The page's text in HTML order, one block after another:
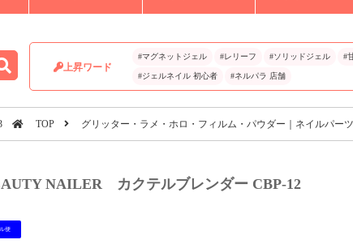
上昇ワード
#マグネットジェル #レリーフ #ソリッドジェル #
#ジェルネイル 初心者 #ネルパラ 店舗
TOP グリッター・ラメ・ホロ・フィルム・パウダー｜ネイルパーツ
NAILER カクテルブレンダー CBP-12
便